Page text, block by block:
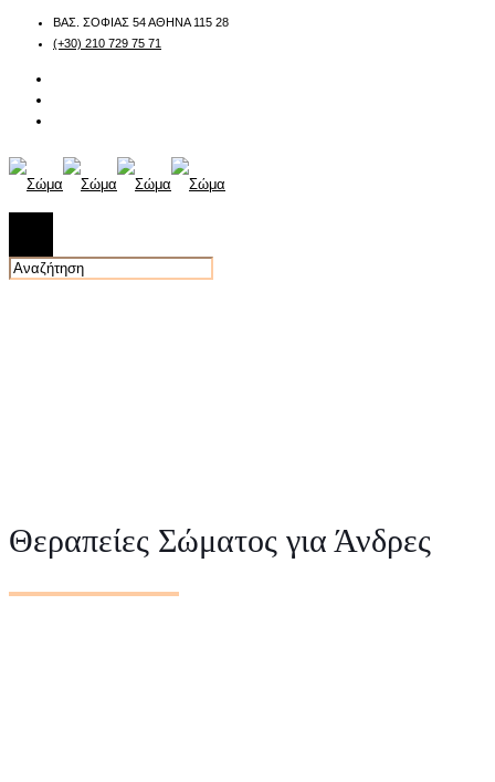
ΒΑΣ. ΣΟΦΙΑΣ 54 ΑΘΗΝΑ 115 28
(+30) 210 729 75 71
Θεραπείες Σώματος για Άνδρες